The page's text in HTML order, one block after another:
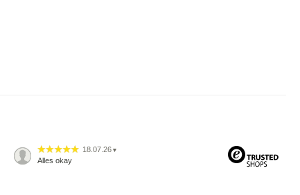
18.07.26 ▼
Alles okay